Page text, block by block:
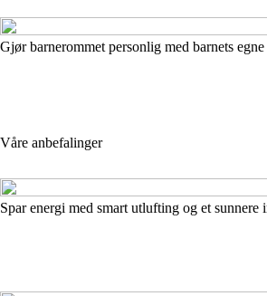
Gjør barnerommet personlig med barnets
Våre anbefalinger
Spar energi med smart utlufting og et sunnere